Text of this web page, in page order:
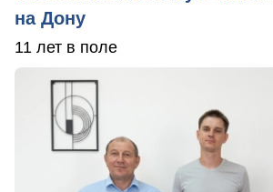
на Дону
11 лет в поле